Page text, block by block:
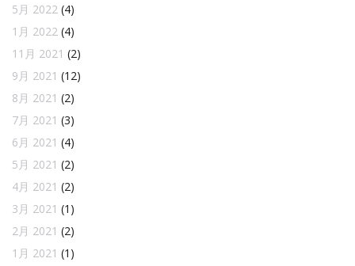
5月 2022 (4)
1月 2022 (4)
11月 2021 (2)
9月 2021 (12)
8月 2021 (2)
7月 2021 (3)
6月 2021 (4)
5月 2021 (2)
4月 2021 (2)
3月 2021 (1)
2月 2021 (2)
1月 2021 (1)